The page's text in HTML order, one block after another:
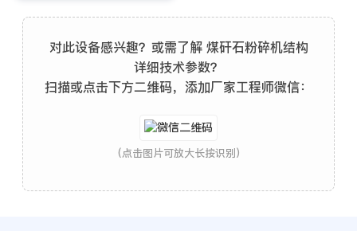
对此设备感兴趣？或需了解 煤矸石粉碎机结构
详细技术参数？
扫描或点击下方二维码，添加厂家工程师微信：
(点击图片可放大长按识别)